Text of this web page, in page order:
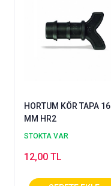
HORTUM KÖR TAPA 16
MM HR2
STOKTA VAR
12,00 TL